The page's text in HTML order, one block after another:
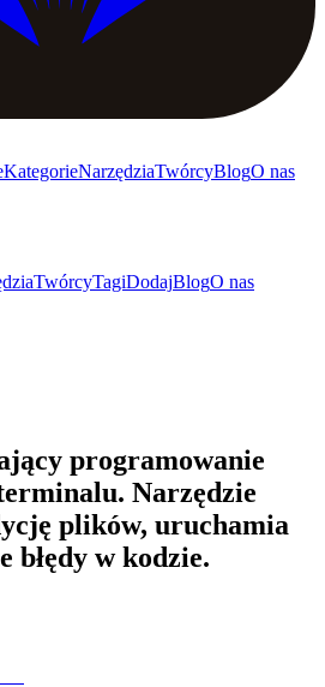
KategorieNarzędziaTwórcyBlogO nas
TwórcyTagiDodajBlogO nas
programowanie
Narzędzie
plików, uruchamia
błędy w kodzie.